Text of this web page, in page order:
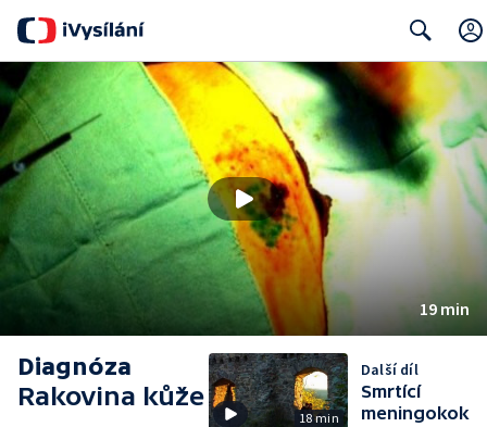
Search
19 min
Diagnóza
Rakovina kůže
18 min
Další díl
Smrtící
meningokok